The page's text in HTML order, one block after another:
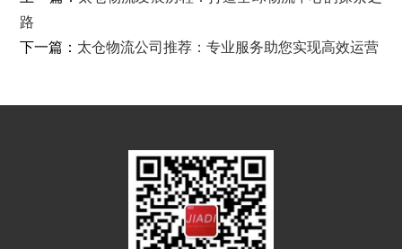
路
下一篇： 太仓物流公司推荐：专业服务助您实现高效运营